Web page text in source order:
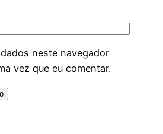
neste navegador
vez que eu comentar.